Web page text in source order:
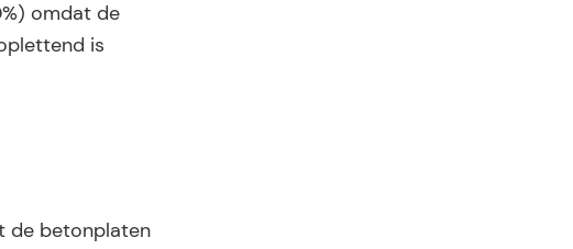
omdat de
is
de betonplaten